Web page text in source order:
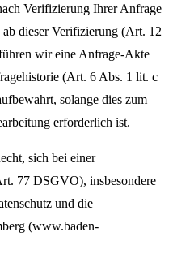
Verifizierung Ihrer Anfrage
dieser Verifizierung (Art. 12
wir eine Anfrage-Akte
(Art. 6 Abs. 1 lit. c
solange dies zum
erforderlich ist.
sich bei einer
77 DSGVO), insbesondere
und die
(www.baden-